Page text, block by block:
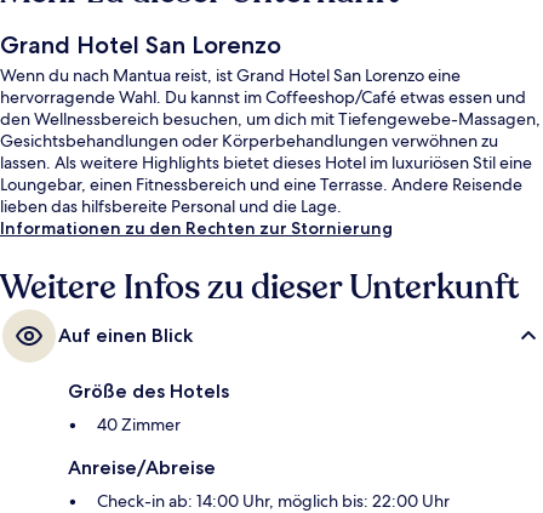
Grand Hotel San Lorenzo
Wenn du nach Mantua reist, ist Grand Hotel San Lorenzo eine
hervorragende Wahl. Du kannst im Coffeeshop/Café etwas essen und
den Wellnessbereich besuchen, um dich mit Tiefengewebe-Massagen,
Gesichtsbehandlungen oder Körperbehandlungen verwöhnen zu
lassen. Als weitere Highlights bietet dieses Hotel im luxuriösen Stil eine
Loungebar, einen Fitnessbereich und eine Terrasse. Andere Reisende
lieben das hilfsbereite Personal und die Lage.
Informationen zu den Rechten zur Stornierung
Weitere Infos zu dieser Unterkunft
Auf einen Blick
Größe des Hotels
40 Zimmer
Anreise/Abreise
Check-in ab: 14:00 Uhr, möglich bis: 22:00 Uhr